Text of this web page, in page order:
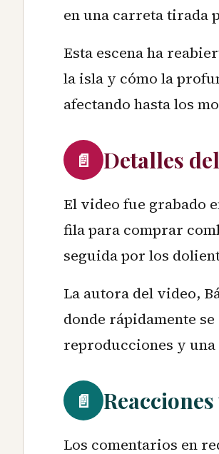
en una carreta tirada
Esta escena ha
la isla y cómo la
afectando hasta los
📄 Detalles
El video fue grabado
fila para comprar
seguida por los
La autora del video,
donde rápidamente
reproducciones y
📄
Los comentarios en